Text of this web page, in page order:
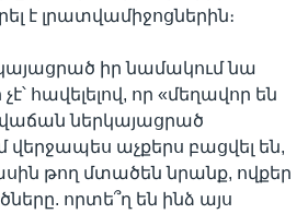
է լրատվամիջոցներին։
իր նամակում նա
հավելելով, որ «մեղավոր են
ներկայացրած
վերջապես աչքերս բացվել են,
թող մտածեն նրանք, ովքեր
որտե՞ղ են ինձ այս